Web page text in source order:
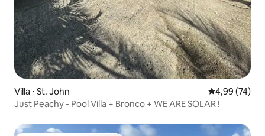
Villa ⋅ St. John Évaluation
4,99 (74)
Just Peachy - Pool Villa + Bronco + WE ARE SOLAR !